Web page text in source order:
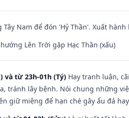
Nam để đón 'Hỷ Thần'. Xuất
Lên Trời gặp Hạc Thần (xấu)
và từ 23h-01h (Tý) Hay tranh luận,
tránh lây bệnh. Nói chung những
giữ miệng để hạn ché gây ẩu đả